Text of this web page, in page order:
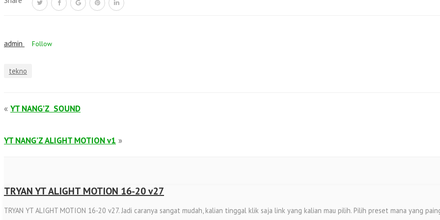
admin Follow
tekno
« YT NANG’Z SOUND
YT NANG’Z ALIGHT MOTION v1 »
TRYAN YT ALIGHT MOTION 16-20 v27
TRYAN YT ALIGHT MOTION 16-20 v27. Jadi caranya sangat mudah, kalian tinggal klik saja link yang kalian mau pilih. Pilih preset mana yang